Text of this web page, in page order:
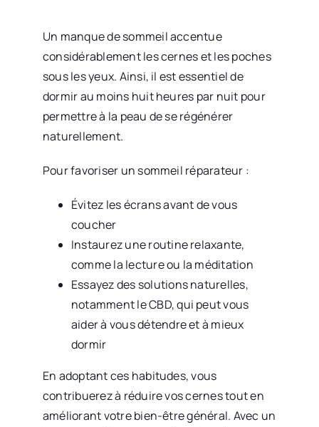
Un manque de sommeil accentue
considérablement les cernes et les poches
sous les yeux. Ainsi, il est essentiel de
dormir au moins huit heures par nuit pour
permettre à la peau de se régénérer
naturellement.
Pour favoriser un sommeil réparateur :
Évitez les écrans avant de vous
coucher
Instaurez une routine relaxante,
comme la lecture ou la méditation
Essayez des solutions naturelles,
notamment le CBD, qui peut vous
aider à vous détendre et à mieux
dormir
En adoptant ces habitudes, vous
contribuerez à réduire vos cernes tout en
améliorant votre bien-être général. Avec un